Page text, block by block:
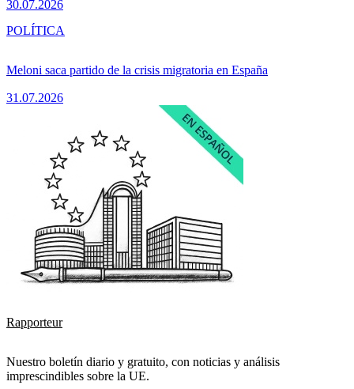
30.07.2026
Meloni saca partido de la crisis migratoria en España
31.07.2026
POLÍTICA
Rapporteur
Nuestro boletín diario y gratuito, con noticias y análisis
imprescindibles sobre la UE.